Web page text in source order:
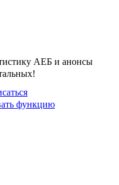
АЕБ и анонсы